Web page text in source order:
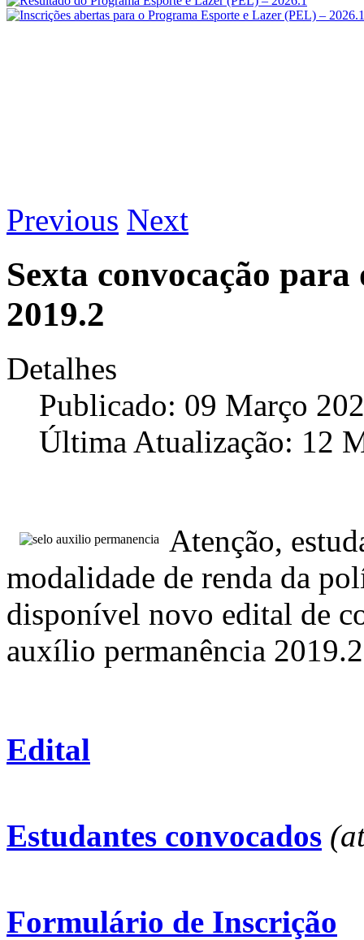
Previous Next
Sexta convocação
2019.2
Detalhes
Publicado: 09 Março
Última Atualização: 12
Atenção,
modalidade de renda da
disponível novo edital de
auxílio permanência
Edital
Estudantes convocados
Formulário de Inscrição